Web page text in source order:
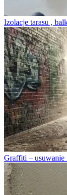
Izolacje tarasu ,
Graffiti – usuwanie